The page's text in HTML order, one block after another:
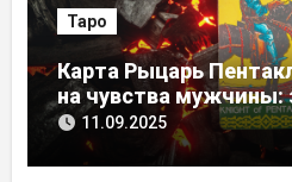
Таро
Карта Рыцарь
на чувства мужчины:
Таро11.09.2025